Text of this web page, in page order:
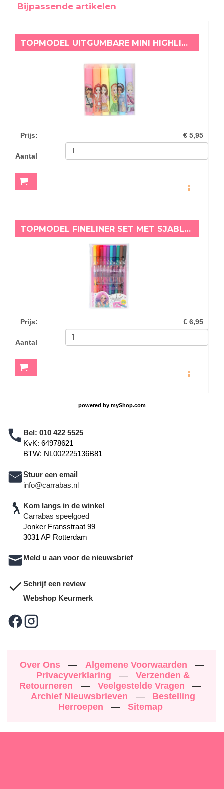
Bijpassende artikelen
TOPMODEL UITGUMBARE MINI HIGHLIGHTERS
Prijs: € 5,95
Aantal
TOPMODEL FINELINER SET MET SJABLONEN
Prijs: € 6,95
Aantal
powered by myShop.com
Bel: 010 422 5525
KvK: 64978621
BTW: NL002225136B81
Stuur een email
info@carrabas.nl
Kom langs in de winkel
Carrabas speelgoed
Jonker Fransstraat 99
3031 AP Rotterdam
Meld u aan voor de nieuwsbrief
Schrijf een review
Webshop Keurmerk
Over Ons — Algemene Voorwaarden
—
Privacyverklaring
—
Verzenden &
Retourneren
— Veelgestelde Vragen
—
Archief Nieuwsbrieven
—
Bestelling
Herroepen
— Sitemap